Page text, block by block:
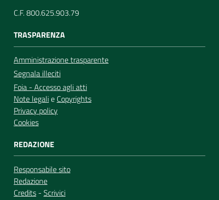
C.F. 800.625.903.79
TRASPARENZA
Amministrazione trasparente
Segnala illeciti
Foia - Accesso agli atti
Note legalie Copyrights
Privacy policy
Cookies
REDAZIONE
Responsabile sito
Redazione
Credits - Scrivici